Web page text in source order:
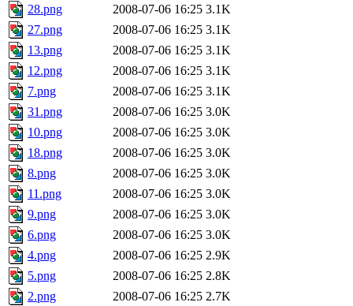
28.png
2008-07-06 16:25 3.1K
27.png
2008-07-06 16:25 3.1K
13.png
2008-07-06 16:25 3.1K
12.png
2008-07-06 16:25 3.1K
7.png
2008-07-06 16:25 3.1K
31.png
2008-07-06 16:25 3.0K
10.png
2008-07-06 16:25 3.0K
18.png
2008-07-06 16:25 3.0K
8.png
2008-07-06 16:25 3.0K
11.png
2008-07-06 16:25 3.0K
9.png
2008-07-06 16:25 3.0K
6.png
2008-07-06 16:25 3.0K
4.png
2008-07-06 16:25 2.9K
5.png
2008-07-06 16:25 2.8K
2.png
2008-07-06 16:25 2.7K